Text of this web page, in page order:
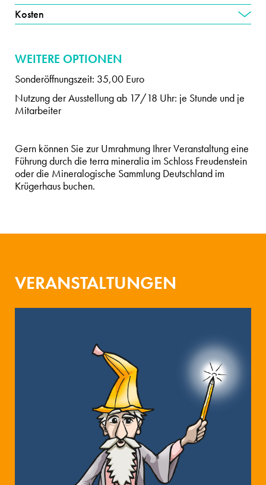
Kosten
WEITERE OPTIONEN
Sonderöffnungszeit: 35,00 Euro
Nutzung der Ausstellung ab 17/18 Uhr: je Stunde und je
Mitarbeiter
Gern können Sie zur Umrahmung Ihrer Veranstaltung eine
Führung durch die terra mineralia im Schloss Freudenstein
oder die Mineralogische Sammlung Deutschland im
Krügerhaus buchen.
VERANSTALTUNGEN